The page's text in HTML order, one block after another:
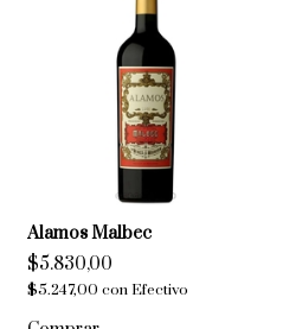
Alamos Malbec
$5.830,00
$5.247,00 con Efectivo